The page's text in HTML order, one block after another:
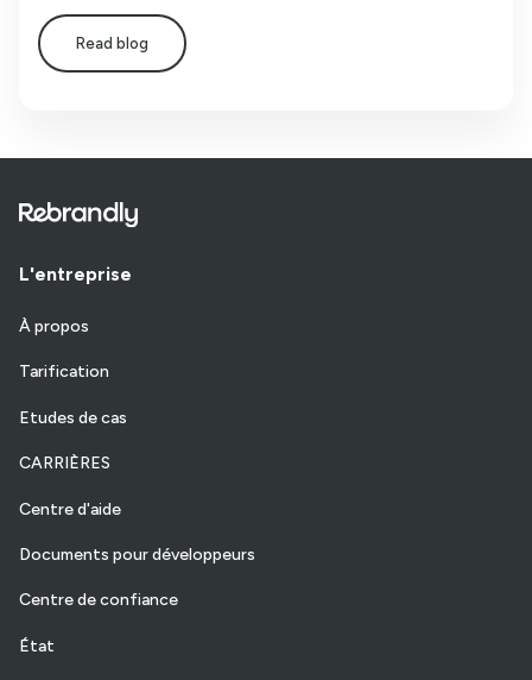
Read blog
L'entreprise
À propos
Tarification
Etudes de cas
CARRIÈRES
Centre d'aide
Documents pour développeurs
Centre de confiance
État